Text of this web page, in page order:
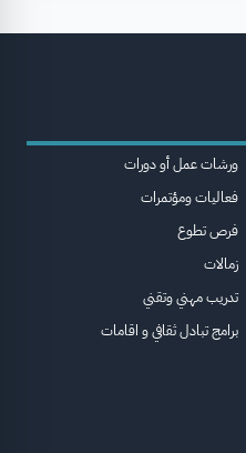
ورشات عمل أو دورات
فعاليات ومؤتمرات
فرص تطوع
زمالات
تدريب مهني وتقني
برامج تبادل ثقافي و اقامات